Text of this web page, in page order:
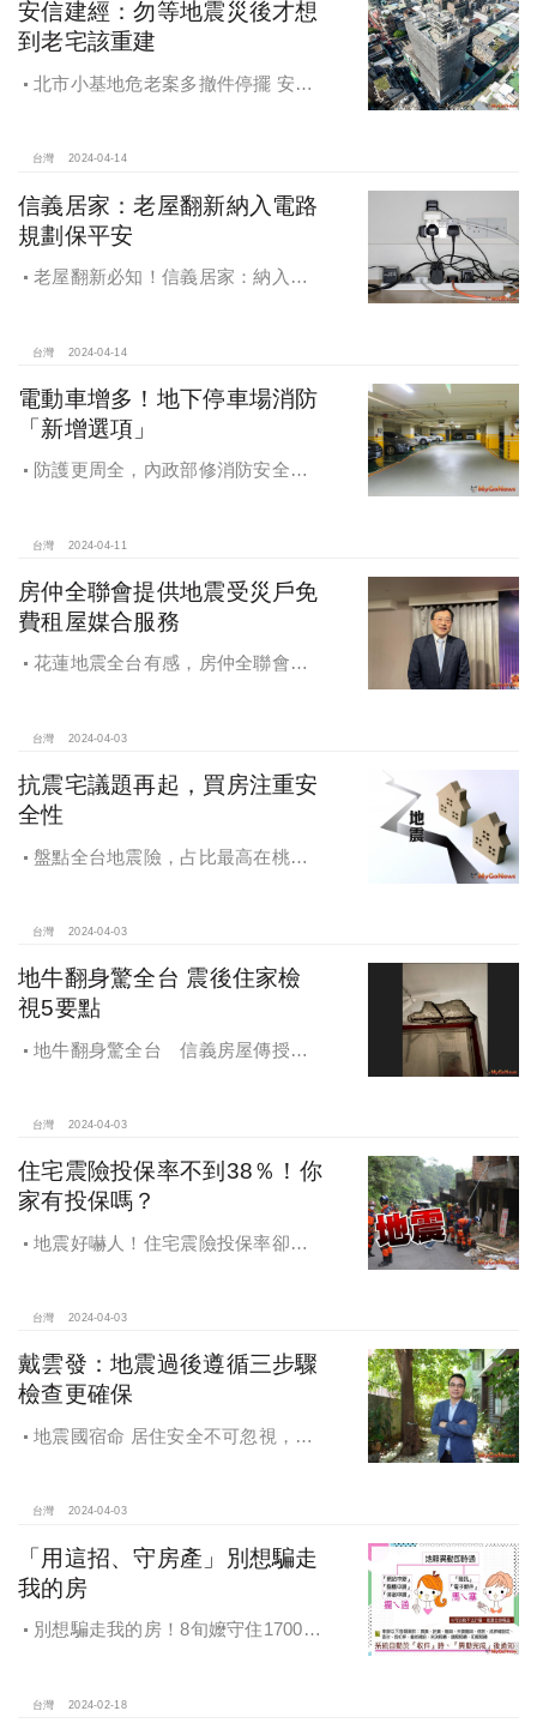
安信建經：勿等地震災後才想
到老宅該重建
北市小基地危老案多撤件停擺 安信
台灣 2024-04-14
信義居家：老屋翻新納入電路
規劃保平安
老屋翻新必知！信義居家：納入電
台灣 2024-04-14
電動車增多！地下停車場消防
「新增選項」
防護更周全，內政部修消防安全設
台灣 2024-04-11
房仲全聯會提供地震受災戶免
費租屋媒合服務
花蓮地震全台有感，房仲全聯會提
台灣 2024-04-03
抗震宅議題再起，買房注重安
全性
盤點全台地震險，占比最高在桃
台灣 2024-04-03
地牛翻身驚全台 震後住家檢
視5要點
地牛翻身驚全台 信義房屋傳授震
台灣 2024-04-03
住宅震險投保率不到38％！你
家有投保嗎？
地震好嚇人！住宅震險投保率卻不
台灣 2024-04-03
戴雲發：地震過後遵循三步驟
檢查更確保
地震國宿命 居住安全不可忽視，地
台灣 2024-04-03
「用這招、守房產」別想騙走
我的房
別想騙走我的房！8旬嬤守住1700萬
台灣 2024-02-18